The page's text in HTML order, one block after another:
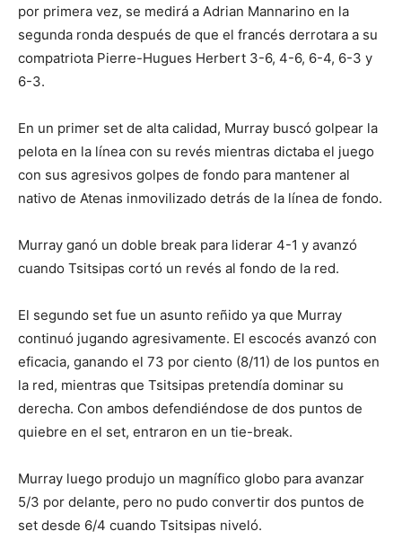
por primera vez, se medirá a Adrian Mannarino en la
segunda ronda después de que el francés derrotara a su
compatriota Pierre-Hugues Herbert 3-6, 4-6, 6-4, 6-3 y
6-3.
En un primer set de alta calidad, Murray buscó golpear la
pelota en la línea con su revés mientras dictaba el juego
con sus agresivos golpes de fondo para mantener al
nativo de Atenas inmovilizado detrás de la línea de fondo.
Murray ganó un doble break para liderar 4-1 y avanzó
cuando Tsitsipas cortó un revés al fondo de la red.
El segundo set fue un asunto reñido ya que Murray
continuó jugando agresivamente. El escocés avanzó con
eficacia, ganando el 73 por ciento (8/11) de los puntos en
la red, mientras que Tsitsipas pretendía dominar su
derecha. Con ambos defendiéndose de dos puntos de
quiebre en el set, entraron en un tie-break.
Murray luego produjo un magnífico globo para avanzar
5/3 por delante, pero no pudo convertir dos puntos de
set desde 6/4 cuando Tsitsipas niveló.